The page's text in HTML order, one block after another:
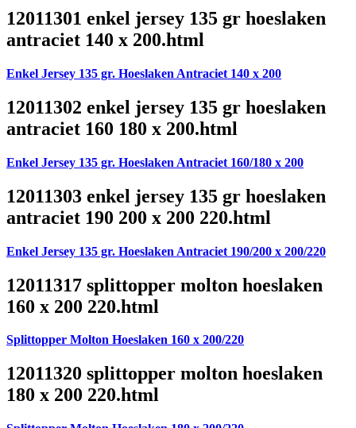
12011301 enkel jersey 135 gr hoeslaken
antraciet 140 x 200.html
Enkel Jersey 135 gr. Hoeslaken Antraciet 140 x 200
12011302 enkel jersey 135 gr hoeslaken
antraciet 160 180 x 200.html
Enkel Jersey 135 gr. Hoeslaken Antraciet 160/180 x 200
12011303 enkel jersey 135 gr hoeslaken
antraciet 190 200 x 200 220.html
Enkel Jersey 135 gr. Hoeslaken Antraciet 190/200 x 200/220
12011317 splittopper molton hoeslaken
160 x 200 220.html
Splittopper Molton Hoeslaken 160 x 200/220
12011320 splittopper molton hoeslaken
180 x 200 220.html